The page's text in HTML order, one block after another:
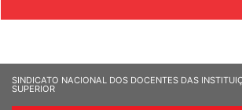
SINDICATO NACIONAL DOS DOCENTES DAS
SUPERIOR